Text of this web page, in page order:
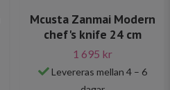
Mcusta Zanmai Modern
chef's knife 24 cm
1 695 kr
Levereras mellan 4 – 6